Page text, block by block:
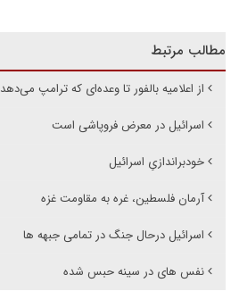
مطالب مرتبط
از اعلامیه بالفور تا وعده‌ای که ترامپ می‌دهد
اسرائیل در معرض فروپاشی است
خودبراندازیِ اسرائیل
آرمان فلسطین، غره به مقاومت غزه
اسرائیل درحال جنگ در تمامی جبهه ها
نفس های در سینه حبس شده